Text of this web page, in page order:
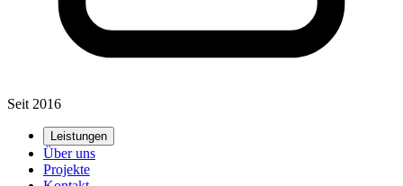
Seit 2016
Leistungen
Über uns
Projekte